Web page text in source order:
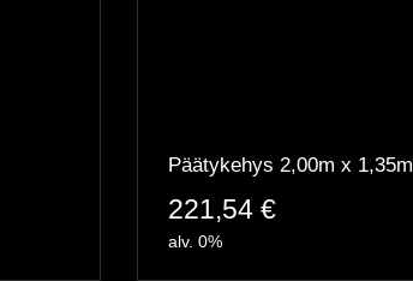
Päätykehys 2,00m x 1,35m
221,54 €
alv. 0%